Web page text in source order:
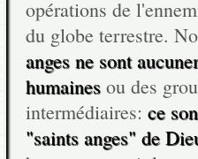
opérations de
du globe terrestre.
anges ne sont
humaines ou des
intermédiaires:ce
"saints anges" de